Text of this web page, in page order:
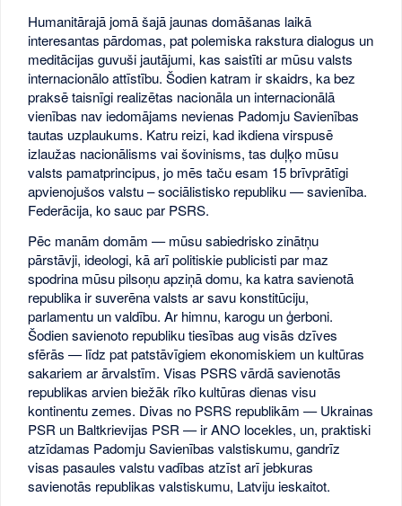
Humanitārajā jomā šajā jaunas domāšanas laikā
interesantas pārdomas, pat polemiska rakstura dialogus un
meditācijas guvuši jautājumi, kas saistīti ar mūsu valsts
internacionālo attīstību. Šodien katram ir skaidrs, ka bez
praksē taisnīgi realizētas nacionāla un internacionālā
vienības nav iedomājams nevienas Padomju Savienības
tautas uzplaukums. Katru reizi, kad ikdiena virspusē
izlaužas nacionālisms vai šovinisms, tas duļķo mūsu
valsts pamatprincipus, jo mēs taču esam 15 brīvprātīgi
apvienojušos valstu – sociālistisko republiku — savienība.
Federācija, ko sauc par PSRS.
Pēc manām domām — mūsu sabiedrisko zinātņu
pārstāvji, ideologi, kā arī politiskie publicisti par maz
spodrina mūsu pilsoņu apziņā domu, ka katra savienotā
republika ir suverēna valsts ar savu konstitūciju,
parlamentu un valdību. Ar himnu, karogu un ģerboni.
Šodien savienoto republiku tiesības aug visās dzīves
sfērās — līdz pat patstāvīgiem ekonomiskiem un kultūras
sakariem ar ārvalstīm. Visas PSRS vārdā savienotās
republikas arvien biežāk rīko kultūras dienas visu
kontinentu zemes. Divas no PSRS republikām — Ukrainas
PSR un Baltkrievijas PSR — ir ANO locekles, un, praktiski
atzīdamas Padomju Savienības valstiskumu, gandrīz
visas pasaules valstu vadības atzīst arī jebkuras
savienotās republikas valstiskumu, Latviju ieskaitot.